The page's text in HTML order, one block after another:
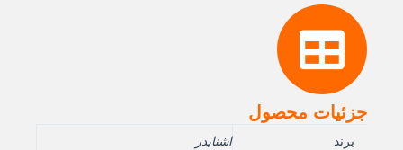
جزئیات محصول
برند اشنایدر